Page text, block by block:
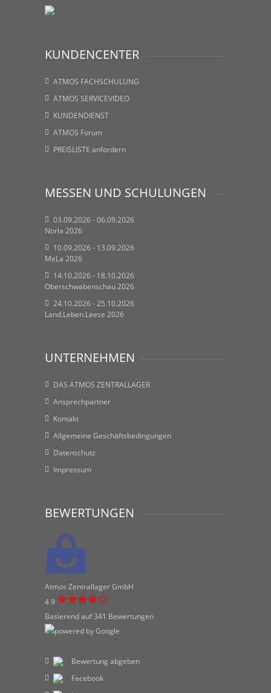
KUNDENCENTER
ATMOS FACHSCHULUNG
ATMOS SERVICEVIDEO
KUNDENDIENST
ATMOS Forum
PREISLISTE anfordern
MESSEN UND SCHULUNGEN
03.09.2026 - 06.09.2026
Norla 2026
10.09.2026 - 13.09.2026
MeLa 2026
14.10.2026 - 18.10.2026
Oberschwabenschau 2026
24.10.2026 - 25.10.2026
Land.Leben.Leese 2026
UNTERNEHMEN
DAS ATMOS ZENTRALLAGER
Ansprechpartner
Kontakt
Allgemeine Geschäftsbedingungen
Datenschutz
Impressum
BEWERTUNGEN
Atmos Zentrallager GmbH
4.9
Basierend auf 341 Bewertungen
Bewertung abgeben
Facebook